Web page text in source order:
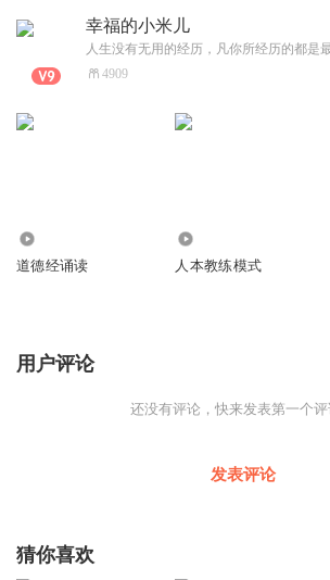
幸福的小米儿
人生没有无用的经历，凡你所经历的都是最
4909
道德经诵读 人本教练模式
用户评论
还没有评论，快来发表第一个评
发表评论
猜你喜欢